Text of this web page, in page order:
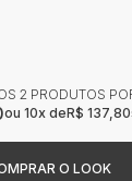
2 PRODUTOS
10x R$ 137,80